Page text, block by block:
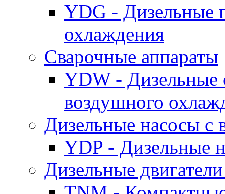
YDG - Дизельные
охлаждения
Cварочные аппараты
YDW - Дизельные
воздушного
Дизельные насосы
YDP - Дизельные
Дизельные